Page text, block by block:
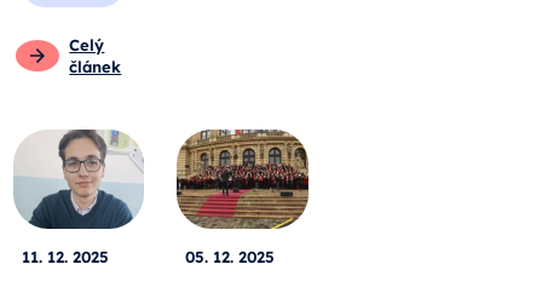
Celý
článek
11. 12. 2025 05. 12. 2025